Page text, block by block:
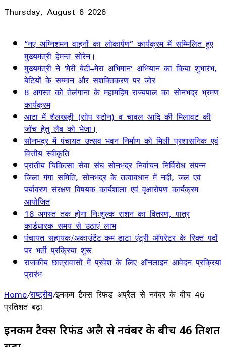
Thursday, August 6 2026
“नए अग्निशमन वाहनों का लोकार्पण” कार्यक्रम में सम्मिलित हुए
मुख्यमंत्री हेमन्त सोरेन।
मुख्यमंत्री ने ‘मेरी बेटी–मेरा अभिमान’ अभियान का किया शुभारंभ,
बेटियों के सम्मान और सशक्तिकरण पर जोर
8 अगस्त को तेलंगाना के महामहिम राज्यपाल का सोनभद्र भ्रमण
कार्यक्रम
आटा में शैलखड़ी (राोप स्टोन) व चावल आदि की मिलावट की
जॉच हेतु लैब को भेजा।
सोनभद्र में पंचायत उत्सव भवन निर्माण को मिली प्रशासनिक एवं
वित्तीय स्वीकृति
प्रांतीय चिकित्सा सेवा संघ सोनभद्र निर्वाचन निर्विरोध संपन्न
जिला गंगा समिति, सोनभद्र के तत्वावधान में नदी, जल एवं
पर्यावरण संरक्षण विषयक कार्यशाला एवं वृक्षारोपण कार्यक्रम
आयोजित
18 अगस्त तक होगा निःशुल्क राशन का वितरण, पात्र
कार्डधारक समय से उठाएं लाभ
पंचायत सहायक/अकाउंटेंट-कम-डाटा एंट्री ऑपरेटर के रिक्त पदों
पर भर्ती प्रक्रिया शुरू
राजकीय छात्रावासों में प्रवेश के लिए ऑनलाइन आवेदन प्रक्रिया
प्रारंभ
Home/राष्ट्रीय/इनकम टैक्स रिफंड अप्रैल से नवंबर के बीच 46
प्रतिशत बढ़ा
इनकम टैक्स रिफंड अप्रैल से नवंबर के बीच 46 प्रतिशत